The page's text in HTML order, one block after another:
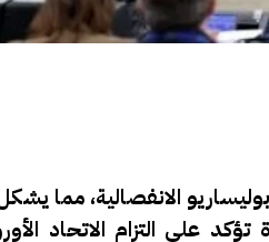
الانفصالية، مما
على التزام الاتحاد